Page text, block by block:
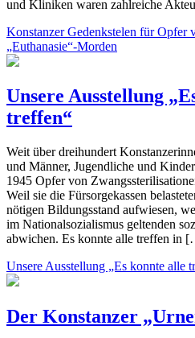
und Kliniken waren zahlreiche
Konstanzer Gedenkstelen für Opfer
„Euthanasie“-Morden
Unsere Ausstellung
treffen“
Weit über dreihundert
und Männer, Jugendliche und
1945 Opfer von
Weil sie die Fürsorgekassen
nötigen Bildungsstand aufwiesen,
im Nationalsozialismus geltenden
abwichen. Es konnte alle treffen in
Unsere Ausstellung „Es konnte alle
Der Konstanzer